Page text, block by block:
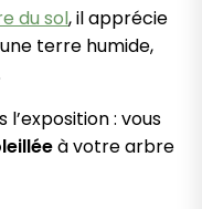
du sol, il apprécie
terre humide,
: vous
à votre arbre